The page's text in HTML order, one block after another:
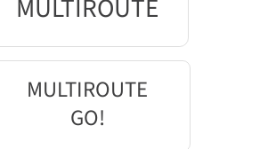
MULTIROUTE
MULTIROUTE
GO!